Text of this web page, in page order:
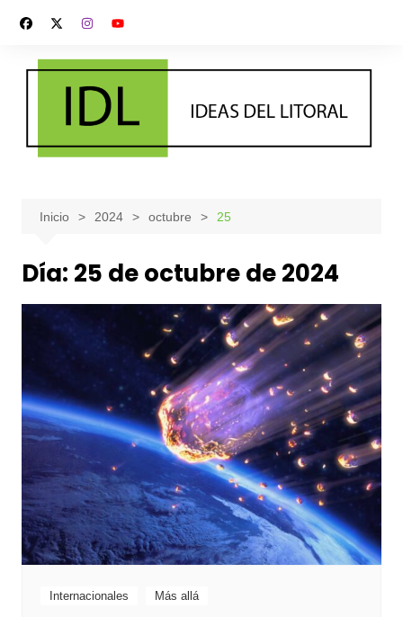
contenido
Inicio 2024 octubre 25
Día: 25 de octubre de 2024
Internacionales Más allá